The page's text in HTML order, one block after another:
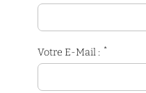
Votre E-Mail : *